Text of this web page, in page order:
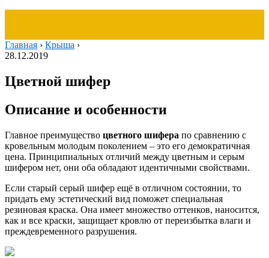
Главная › Крыша ›
28.12.2019
Цветной шифер
Описание и особенности
Главное преимущество цветного шифера по сравнению с
кровельным молодым поколением – это его демократичная
цена. Принципиальных отличий между цветным и серым
шифером нет, они оба обладают идентичными свойствами.
Если старый серый шифер ещё в отличном состоянии, то
придать ему эстетический вид поможет специальная
резиновая краска. Она имеет множество оттенков, наносится,
как и все краски, защищает кровлю от переизбытка влаги и
преждевременного разрушения.